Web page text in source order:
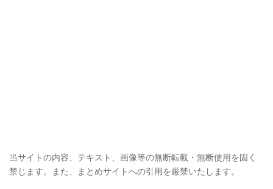
当サイトの内容、テキスト、画像等の無断転載・無断使用を固く
禁じます。また、まとめサイトへの引用を厳禁いたします。